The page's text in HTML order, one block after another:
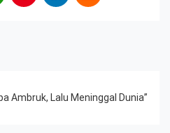
Ambruk, Lalu Meninggal Dunia”